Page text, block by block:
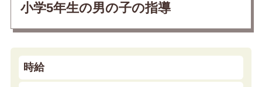
小学5年生の男の子の指導
時給